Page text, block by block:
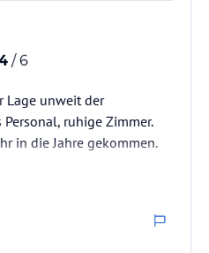
/ 6
Lage unweit der
ruhige Zimmer.
in die Jahre gekommen.